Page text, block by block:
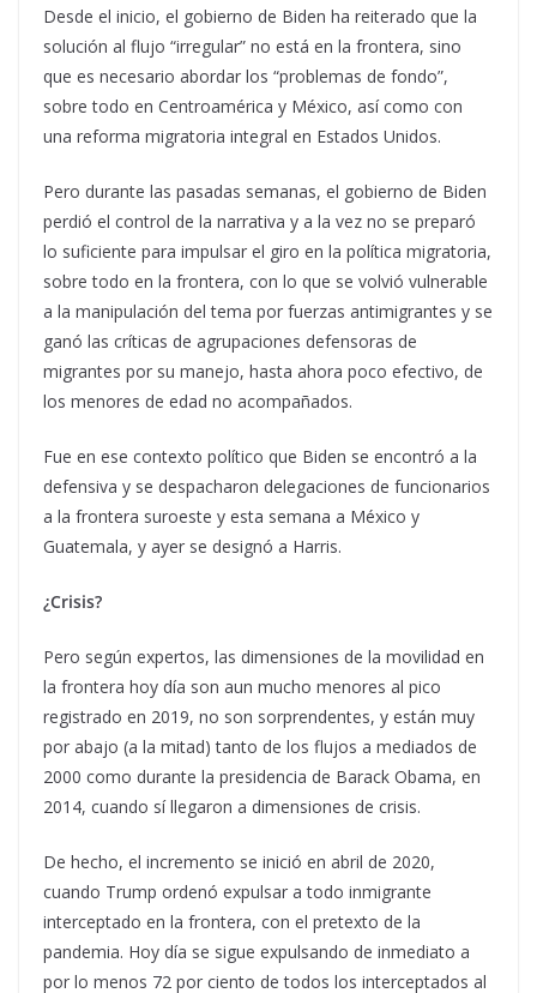
Desde el inicio, el gobierno de Biden ha reiterado que la
solución al flujo “irregular” no está en la frontera, sino
que es necesario abordar los “problemas de fondo”,
sobre todo en Centroamérica y México, así como con
una reforma migratoria integral en Estados Unidos.
Pero durante las pasadas semanas, el gobierno de Biden
perdió el control de la narrativa y a la vez no se preparó
lo suficiente para impulsar el giro en la política migratoria,
sobre todo en la frontera, con lo que se volvió vulnerable
a la manipulación del tema por fuerzas antimigrantes y se
ganó las críticas de agrupaciones defensoras de
migrantes por su manejo, hasta ahora poco efectivo, de
los menores de edad no acompañados.
Fue en ese contexto político que Biden se encontró a la
defensiva y se despacharon delegaciones de funcionarios
a la frontera suroeste y esta semana a México y
Guatemala, y ayer se designó a Harris.
¿Crisis?
Pero según expertos, las dimensiones de la movilidad en
la frontera hoy día son aun mucho menores al pico
registrado en 2019, no son sorprendentes, y están muy
por abajo (a la mitad) tanto de los flujos a mediados de
2000 como durante la presidencia de Barack Obama, en
2014, cuando sí llegaron a dimensiones de crisis.
De hecho, el incremento se inició en abril de 2020,
cuando Trump ordenó expulsar a todo inmigrante
interceptado en la frontera, con el pretexto de la
pandemia. Hoy día se sigue expulsando de inmediato a
por lo menos 72 por ciento de todos los interceptados al